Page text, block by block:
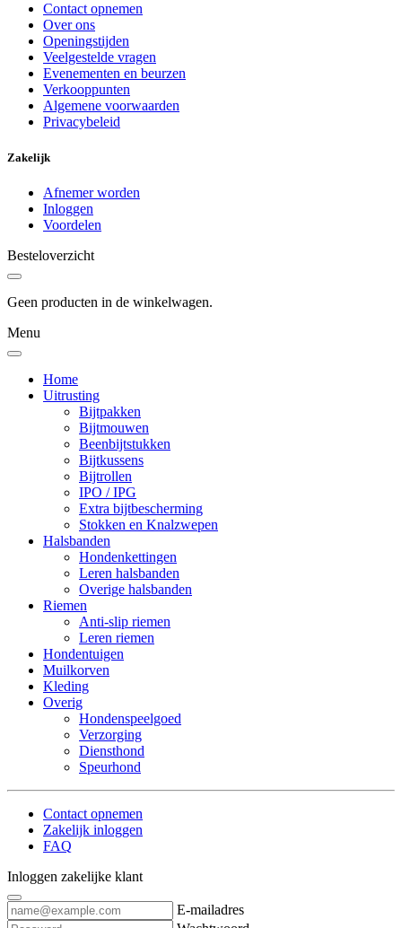
Contact opnemen
Over ons
Openingstijden
Veelgestelde vragen
Evenementen en beurzen
Verkooppunten
Algemene voorwaarden
Privacybeleid
Zakelijk
Afnemer worden
Inloggen
Voordelen
Besteloverzicht
Geen producten in de winkelwagen.
Menu
Home
Uitrusting
Bijtpakken
Bijtmouwen
Beenbijtstukken
Bijtkussens
Bijtrollen
IPO / IPG
Extra bijtbescherming
Stokken en Knalzwepen
Halsbanden
Hondenkettingen
Leren halsbanden
Overige halsbanden
Riemen
Anti-slip riemen
Leren riemen
Hondentuigen
Muilkorven
Kleding
Overig
Hondenspeelgoed
Verzorging
Diensthond
Speurhond
Contact opnemen
Zakelijk inloggen
FAQ
Inloggen zakelijke klant
E-mailadres